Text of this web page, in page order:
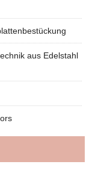
aus Edelstahl